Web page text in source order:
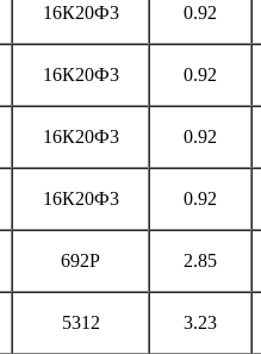
16К20Ф3 0.92
16К20Ф3 0.92
16К20Ф3 0.92
16К20Ф3 0.92
692Р 2.85
5312 3.23